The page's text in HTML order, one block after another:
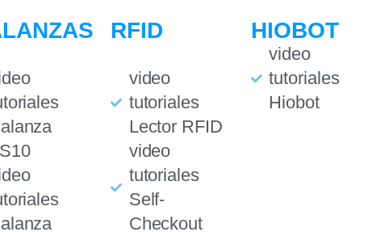
RFID
video
tutoriales
Lector RFID
video
tutoriales
Self-
Checkout
HIOBOT
video
tutoriales
Hiobot